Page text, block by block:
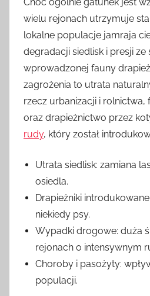
wielu rejonach utrzymuje
lokalne populacje jamraja
degradacji siedlisk i presji ze
wprowadzonej fauny
zagrożenia to utrata
rzecz urbanizacji i rolnictwa,
oraz drapieżnictwo przez
rudy, który został
Utrata siedlisk: zamiana
osiedla.
Drapieżniki introdukowane:
niekiedy psy.
Wypadki drogowe: duża
rejonach o intensywnym
Choroby i pasożyty:
populacji.